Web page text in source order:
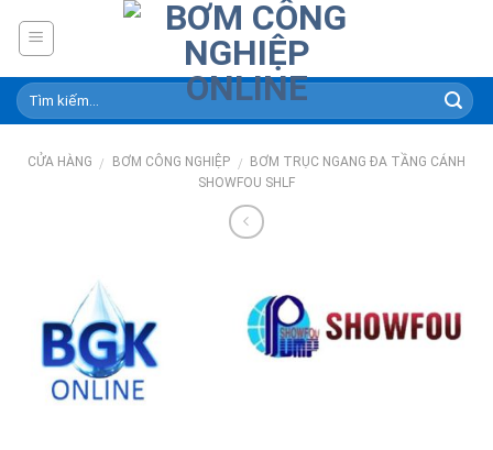
CỬA HÀNG / BƠM CÔNG NGHIỆP /
BƠM TRỤC NGANG ĐA TẦNG CÁNH
SHOWFOU SHLF